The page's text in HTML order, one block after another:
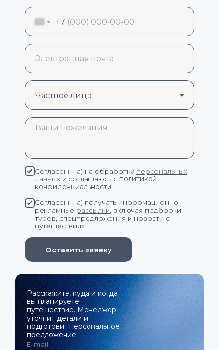
Расскажите, куда и когда
вы планируете
путешествие. Менеджер
уточнит детали и
подготовит персональное
предложение.
E-mail
+7
Согласен(-на) на обработку персональных
данных и соглашаюсь с политикой
конфиденциальности.
Согласен(-на) получать информационно-
рекламные рассылки, включая подборки
туров, спецпредложения и новости о
путешествиях.
Оставить заявку